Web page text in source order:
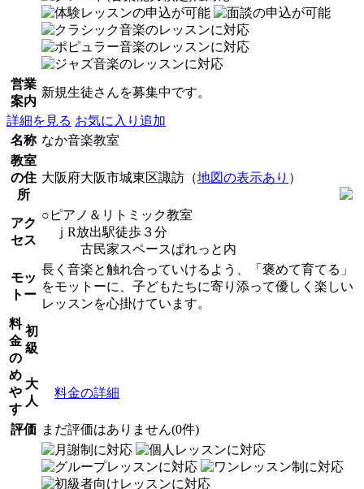
営業
案内
新規生徒さんを募集中です。
詳細を見る お気に入り追加
名称 なか音楽教室
教室
の住
所
大阪府大阪市城東区諏訪（地図の表示あり ）
アク
セス
○ピアノ＆リトミック教室
ｊR放出駅徒歩３分
古民家スペースぱれっと内
モッ
トー
長く音楽と触れ合っていけるよう、「褒めて育てる」
をモットーに、子どもたちに寄り添って優しく楽しい
レッスンを心掛けています。
料
金
の
め
や
す
初
級
大
人
料金の詳細
評価 まだ評価はありません(0件)